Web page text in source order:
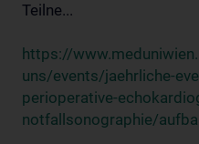
Teilne...
https://
uns/events/jaehrliche-
perioperative-
notfallsonographie/